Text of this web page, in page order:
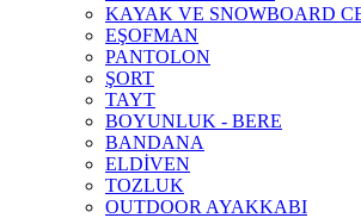
KAYAK VE SNOWBOARD
EŞOFMAN
PANTOLON
ŞORT
TAYT
BOYUNLUK - BERE
BANDANA
ELDİVEN
TOZLUK
OUTDOOR AYAKKABI